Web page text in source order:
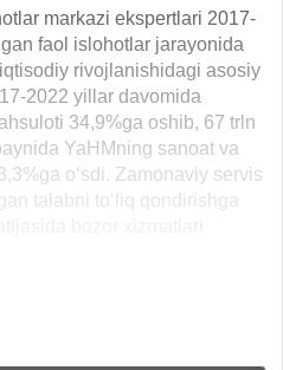
markazi ekspertlari 2017-
faol islohotlar jarayonida
rivojlanishidagi asosiy
2022 yillar davomida
34,9%ga oshib, 67 trln
YaHMning sanoat va
o‘sdi. Zamonaviy servis
talabni to‘liq qondirishga